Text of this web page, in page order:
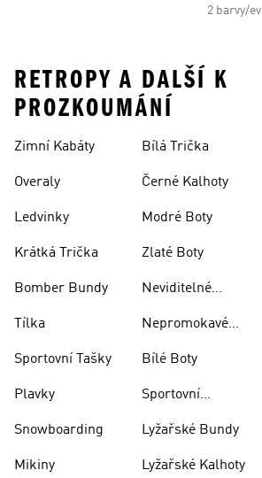
2 barvy/ev
RETROPY A DALŠÍ K
PROZKOUMÁNÍ
Zimní Kabáty
Overaly
Ledvinky
Krátká Trička
Bomber Bundy
Tílka
Sportovní Tašky
Plavky
Snowboarding
Mikiny
Bílá Trička
Černé Kalhoty
Modré Boty
Zlaté Boty
Neviditelné
Nepromokavé
Bílé Boty
Sportovní
Lyžařské Bundy
Lyžařské Kalhoty